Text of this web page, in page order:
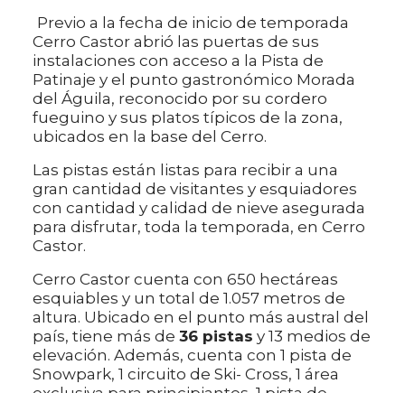
Previo a la fecha de inicio de temporada
Cerro Castor abrió las puertas de sus
instalaciones con acceso a la Pista de
Patinaje y el punto gastronómico Morada
del Águila, reconocido por su cordero
fueguino y sus platos típicos de la zona,
ubicados en la base del Cerro.
Las pistas están listas para recibir a una
gran cantidad de visitantes y esquiadores
con cantidad y calidad de nieve asegurada
para disfrutar, toda la temporada, en Cerro
Castor.
Cerro Castor cuenta con 650 hectáreas
esquiables y un total de 1.057 metros de
altura. Ubicado en el punto más austral del
país, tiene más de 36 pistas y 13 medios de
elevación. Además, cuenta con 1 pista de
Snowpark, 1 circuito de Ski- Cross, 1 área